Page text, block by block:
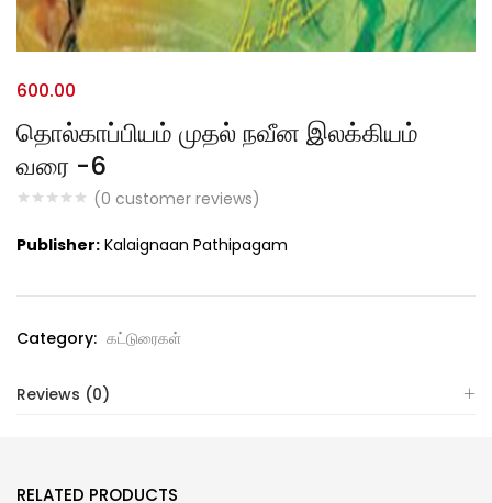
தொல்காப்பியம் முதல் நவீன இலக்கியம்
வரை -6
(0 customer reviews)
600.00
Publisher: Kalaignaan Pathipagam
Category: கட்டுரைகள்
Reviews (0)
RELATED PRODUCTS